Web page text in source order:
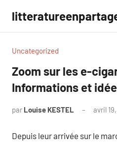
contenu
Uncategorized
Zoom sur les e-
Informations et
par Louise KESTEL avril
Depuis leur arrivée sur le